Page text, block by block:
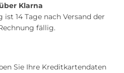
Klarna
14 Tage nach Versand der
fällig.
Sie Ihre Kreditkartendaten